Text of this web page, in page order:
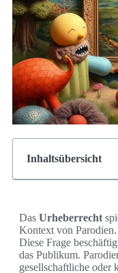
Inhaltsübersicht
Das Urheberrecht
Kontext von Parodien.
Diese Frage
das Publikum.
gesellschaftliche oder